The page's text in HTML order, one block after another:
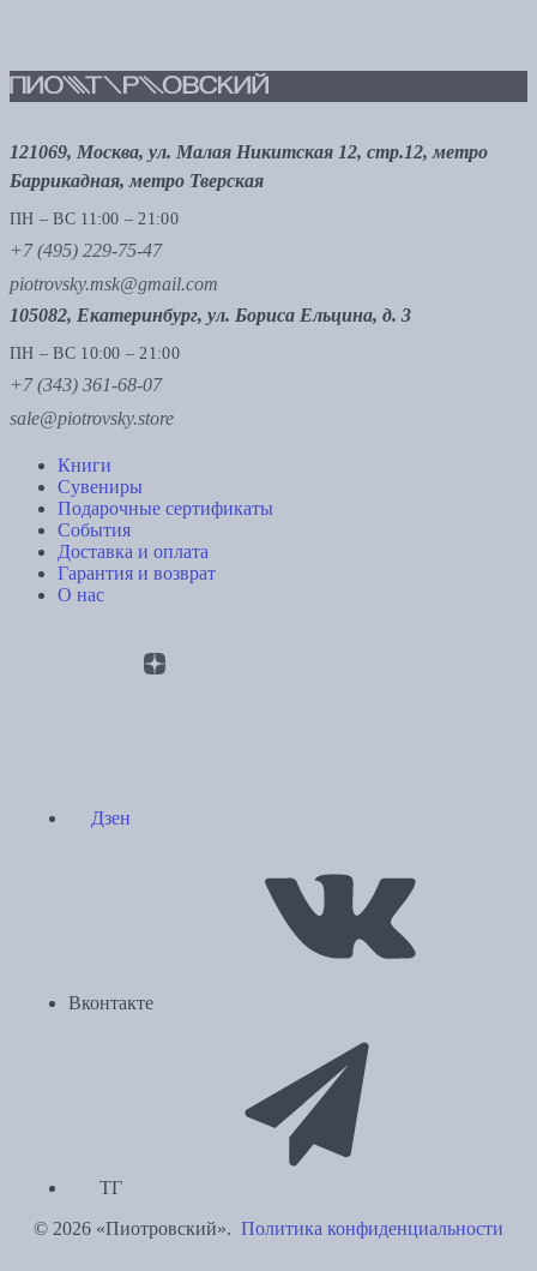
121069, Москва, ул. Малая Никитская 12, стр.12, метро
Баррикадная, метро Тверская
ПН – ВС 11:00 – 21:00
+7 (495) 229-75-47
piotrovsky.msk@gmail.com
105082, Екатеринбург, ул. Бориса Ельцина, д. 3
ПН – ВС 10:00 – 21:00
+7 (343) 361-68-07
sale@piotrovsky.store
Книги
Сувениры
Подарочные сертификаты
События
Доставка и оплата
Гарантия и возврат
О нас
Дзен
Вконтакте
ТГ
© 2026 «Пиотровский». Политика конфиденциальности